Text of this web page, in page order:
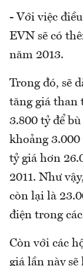
- Với việc
EVN sẽ có
năm 2013.
Trong đó, sẽ
tăng giá than
3.800 tỷ để
khoảng
tỷ giá hơn
2011. Như
còn lại là
điện trong
Còn với các
giá lần này